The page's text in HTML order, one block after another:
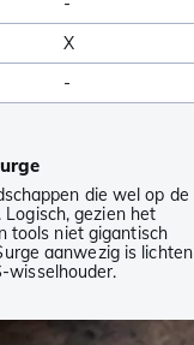
X
-
die wel op de
gezien het
tools niet gigantisch
aanwezig is lichten
wisselhouder.